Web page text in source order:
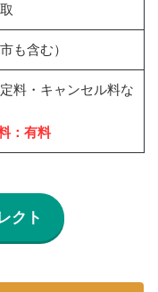
も含む）
料・キャンセル料な
：有料
クト